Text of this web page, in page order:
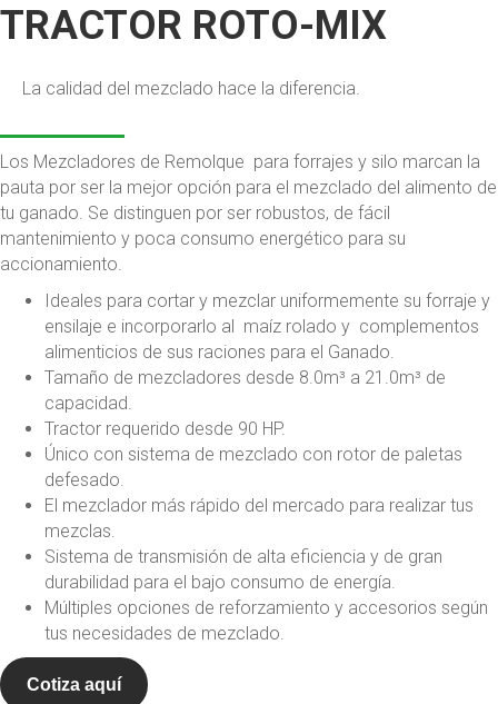
TRACTOR ROTO-MIX
La calidad del mezclado hace la diferencia.
Los Mezcladores de Remolque para forrajes y silo marcan la
pauta por ser la mejor opción para el mezclado del alimento de
tu ganado. Se distinguen por ser robustos, de fácil
mantenimiento y poca consumo energético para su
accionamiento.
Ideales para cortar y mezclar uniformemente su forraje y
ensilaje e incorporarlo al maíz rolado y complementos
alimenticios de sus raciones para el Ganado.
Tamaño de mezcladores desde 8.0m³ a 21.0m³ de
capacidad.
Tractor requerido desde 90 HP.
Único con sistema de mezclado con rotor de paletas
defesado.
El mezclador más rápido del mercado para realizar tus
mezclas.
Sistema de transmisión de alta eficiencia y de gran
durabilidad para el bajo consumo de energía.
Múltiples opciones de reforzamiento y accesorios según
tus necesidades de mezclado.
Cotiza aquí